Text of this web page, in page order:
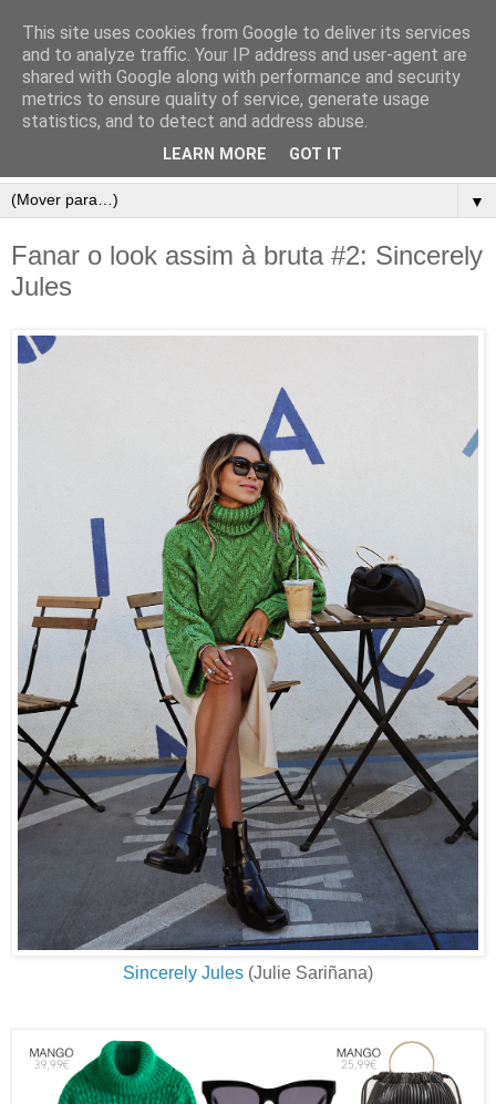
▼
Fanar o look assim à bruta #2: Sincerely
Jules
Sincerely Jules (Julie Sariñana)
This site uses cookies from Google to deliver its services
and to analyze traffic. Your IP address and user-agent are
shared with Google along with performance and security
metrics to ensure quality of service, generate usage
statistics, and to detect and address abuse.
LEARN MORE GOT IT